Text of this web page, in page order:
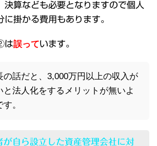
決算なども必要となりますので個人
に掛かる費用もあります。
は誤っています。
の話だと、3,000万円以上の収入が
と法人化をするメリットが無いよ
す。
が自ら設立した資産管理会社に対